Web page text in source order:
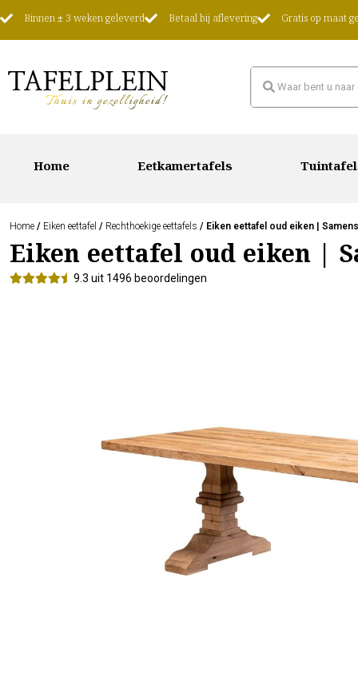
Binnen ± 3 weken geleverd Betaal bij aflevering Gratis op maat
Home Eetkamertafels
Home / Eiken eettafel / Rechthoekige eettafels / Eiken eettafel oud eiken |
Eiken eettafel oud eiken |
9.3 uit 1496 beoordelingen